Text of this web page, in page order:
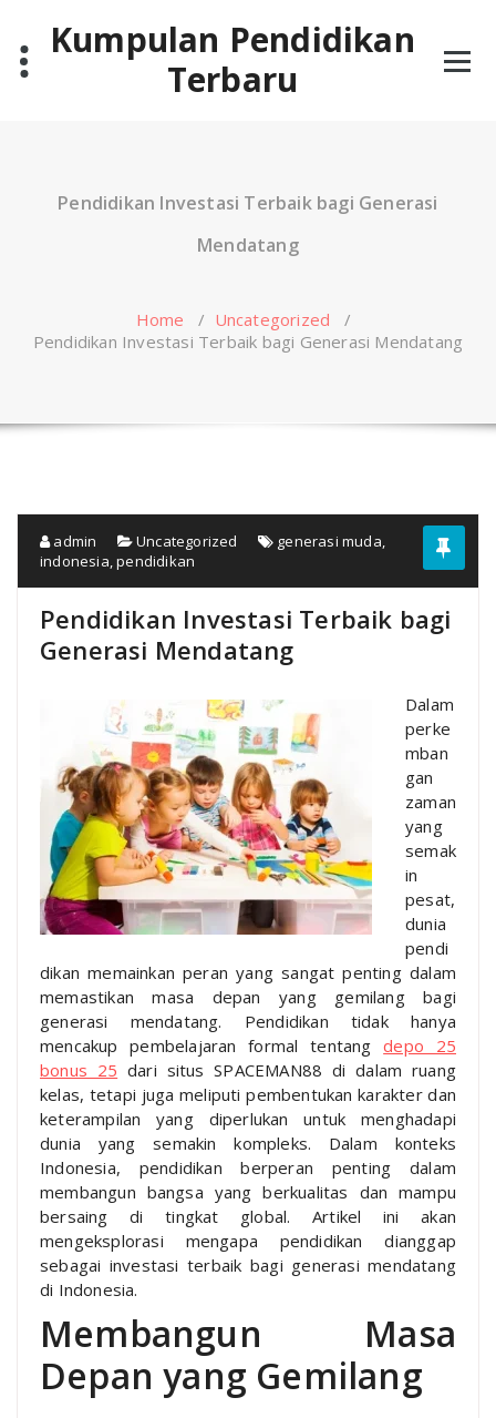
contentKumpulan Pendidikan
Terbaru
Pendidikan Investasi Terbaik bagi Generasi
Mendatang
Home / Uncategorized /
Pendidikan Investasi Terbaik bagi Generasi Mendatang
admin Uncategorized generasi muda
indonesia ,pendidikan
Pendidikan Investasi Terbaik bagi
Generasi Mendatang
Dalam
perke
mban
gan
zaman
yang
semak
in
pesat,
dunia
pendi
dikan memainkan peran yang sangat penting dalam
memastikan masa depan yang gemilang bagi
generasi mendatang. Pendidikan tidak hanya
mencakup pembelajaran formal tentangdepo 25
bonus 25 dari situs SPACEMAN88 di dalam ruang
kelas, tetapi juga meliputi pembentukan karakter dan
keterampilan yang diperlukan untuk menghadapi
dunia yang semakin kompleks. Dalam konteks
Indonesia, pendidikan berperan penting dalam
membangun bangsa yang berkualitas dan mampu
bersaing di tingkat global. Artikel ini akan
mengeksplorasi mengapa pendidikan dianggap
sebagai investasi terbaik bagi generasi mendatang
di Indonesia.
Membangun Masa
Depan yang Gemilang